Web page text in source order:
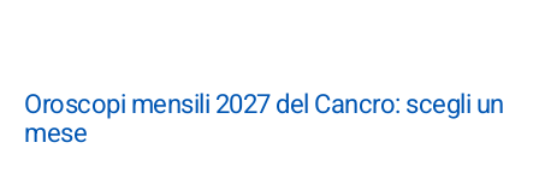
Oroscopi mensili 2027 del Cancro: scegli un
mese